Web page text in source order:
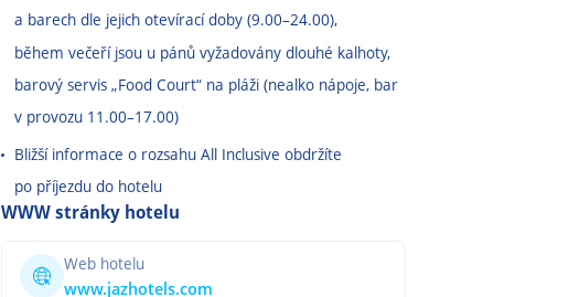
a barech dle jejich otevírací doby (9.00–24.00),
během večeří jsou u pánů vyžadovány dlouhé kalhoty,
barový servis „Food Court“ na pláži (nealko nápoje, bar
v provozu 11.00–17.00)
Bližší informace o rozsahu All Inclusive obdržíte
po příjezdu do hotelu
WWW stránky hotelu
Web hotelu
www.jazhotels.com